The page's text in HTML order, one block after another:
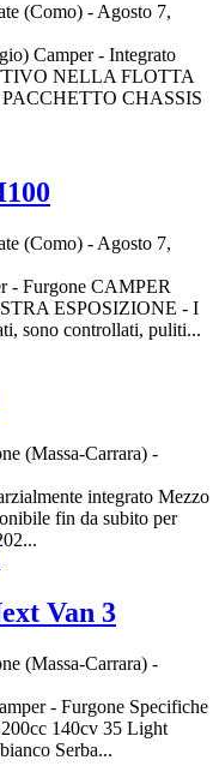
(Como) - Agosto 7,
Camper - Integrato
NELLA FLOTTA
CHASSIS
(Como) - Agosto 7,
- Furgone CAMPER
ESPOSIZIONE - I
sono controllati, puliti...
(Massa-Carrara) -
integrato Mezzo
fin da subito per
Van 3
(Massa-Carrara) -
- Furgone Specifiche
140cv 35 Light
Serba...